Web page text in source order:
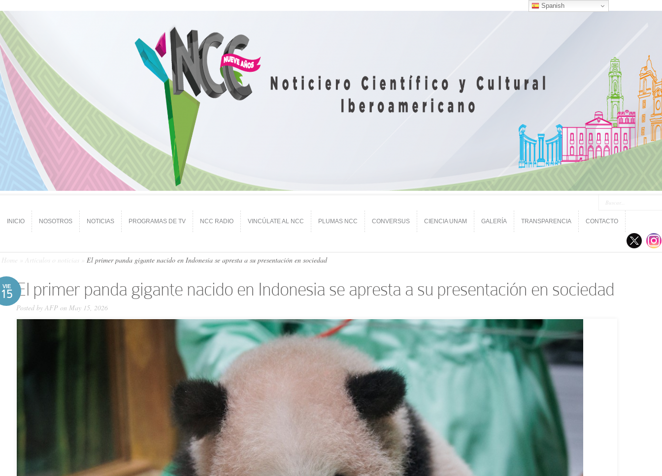
INICIO NOSOTROS NOTICIAS PROGRAMAS DE TV NCC RADIO VINCÚLATE AL NCC PLUMAS NCC CONVERSUS CIENCIA UNAM GALERÍA TRANSPARENCIA CONTACTO
Home Artículos o noticias El primer panda gigante nacido en Indonesia se apresta a su presentación en sociedad
VIE
15 El primer panda gigante nacido en Indonesia se apresta a su presentación en sociedad
Posted by AFP on May 15, 2026
Spanish